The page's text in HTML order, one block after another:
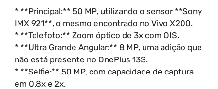
* **Principal:** 50 MP, utilizando o sensor **Sony
IMX 921**, o mesmo encontrado no Vivo X200.
* **Telefoto:** Zoom óptico de 3x com OIS.
* **Ultra Grande Angular:** 8 MP, uma adição que
não está presente no OnePlus 13S.
* **Selfie:** 50 MP, com capacidade de captura
em 0.8x e 2x.